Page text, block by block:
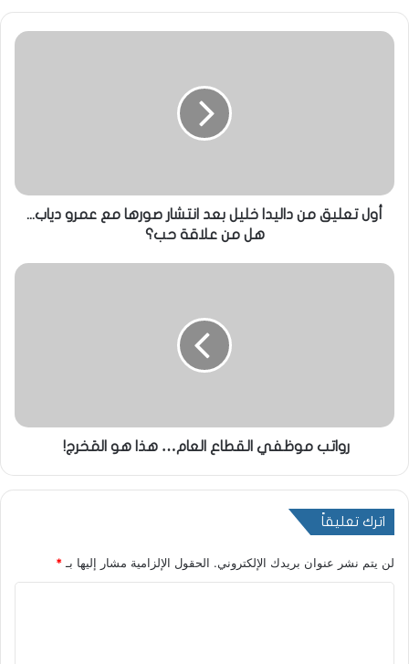
أول تعليق من داليدا خليل بعد انتشار صورها مع عمرو دياب...
هل من علاقة حب؟
رواتب موظفي القطاع العام… هذا هو المَخرج!
اترك تعليقاً
لن يتم نشر عنوان بريدك الإلكتروني. الحقول الإلزامية مشار إليها بـ*